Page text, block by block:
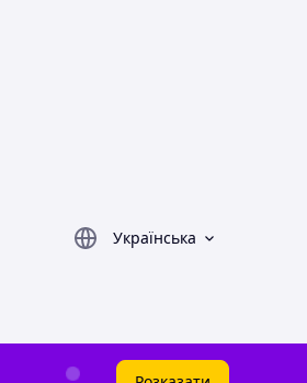
Українська